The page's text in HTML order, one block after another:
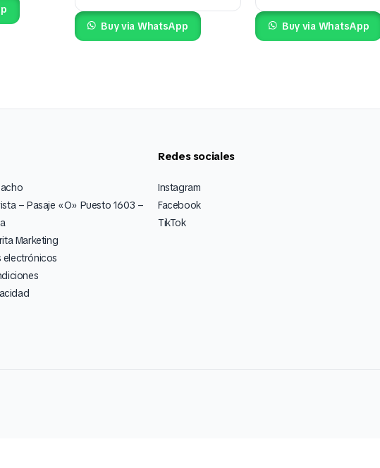
Buy via WhatsApp Buy via WhatsApp
– Pasaje «O» Puesto 1603 –
Marketing
electrónicos
Redes sociales
Instagram
Facebook
TikTok